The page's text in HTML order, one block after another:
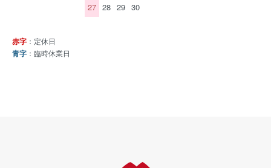
27 28 29 30
赤字 ：定休日
青字 ：臨時休業日